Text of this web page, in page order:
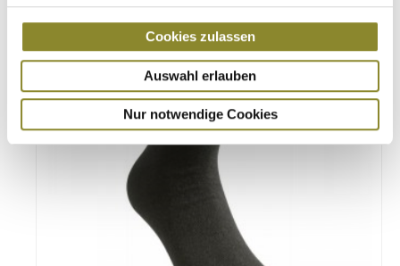
Cookies zulassen
Auswahl erlauben
Nur notwendige Cookies